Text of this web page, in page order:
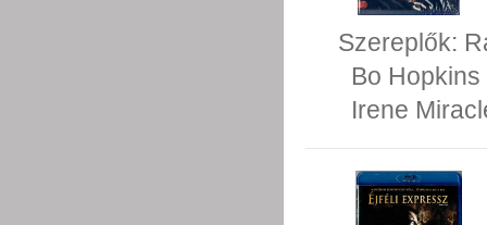
Szereplők:
Bo Hopkins
Irene